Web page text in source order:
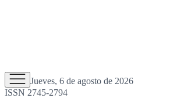
Jueves, 6 de agosto de 2026
ISSN 2745-2794